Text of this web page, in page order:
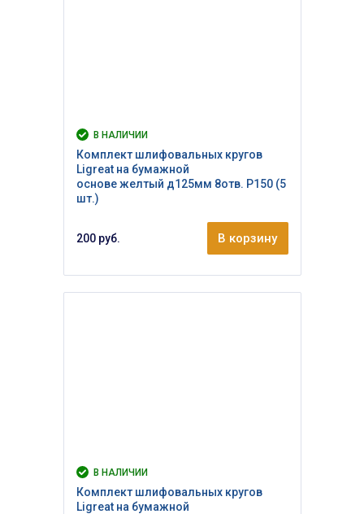
В НАЛИЧИИ
Комплект шлифовальных кругов
Ligreat на бумажной
основе желтый д125мм 8отв. Р150 (5
шт.)
200 руб. В корзину
В НАЛИЧИИ
Комплект шлифовальных кругов
Ligreat на бумажной